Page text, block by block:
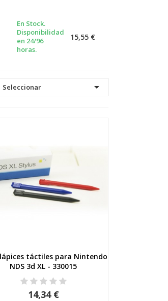
En Stock.
Disponibilidad
en 24/96
horas.
15,55 €
Seleccionar 
Vista rápida
táctiles para Nintendo
NDS 3d XL - 330015
14,34 €